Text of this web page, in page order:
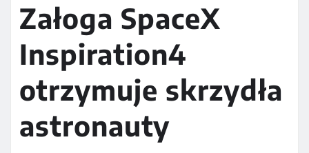
Załoga SpaceX
Inspiration4
otrzymuje skrzydła
astronauty